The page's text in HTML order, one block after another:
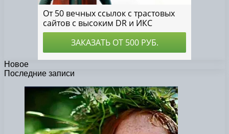
Новое
Последние записи